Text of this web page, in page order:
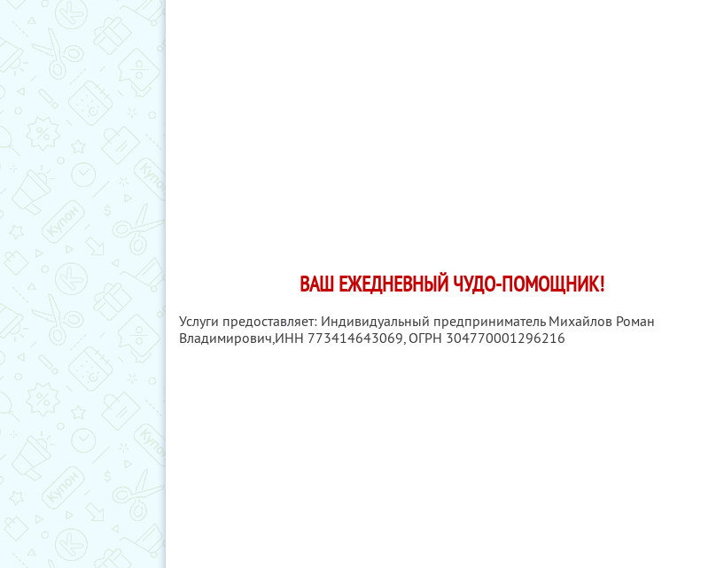
ВАШ ЕЖЕДНЕВНЫЙ ЧУДО-ПОМОЩНИК!
Услуги предоставляет: Индивидуальный предприниматель Михайлов Роман
Владимирович,ИНН 773414643069, ОГРН 304770001296216